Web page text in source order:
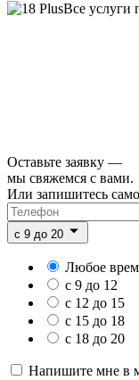
Все услуги
Оставьте заявку —
мы свяжемся с вами.
Или запишитесь
c 9 до 20
Любое
с 9 до 12
с 12 до 15
с 15 до 18
с 18 до 20
Напишите мне в